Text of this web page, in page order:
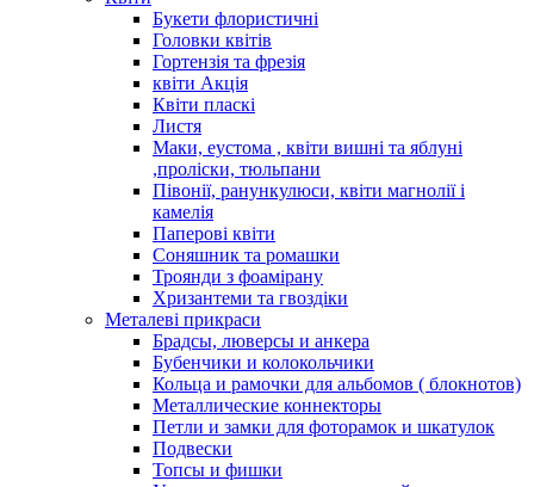
Букети флористичні
Головки квітів
Гортензія та фрезія
квіти Акція
Квіти пласкі
Листя
Маки, еустома , квіти вишні та яблуні
,проліски, тюльпани
Півонії, ранункулюси, квіти магнолії і
камелія
Паперові квіти
Соняшник та ромашки
Троянди з фоамірану
Хризантеми та гвоздіки
Металеві прикраси
Брадсы, люверсы и анкера
Бубенчики и колокольчики
Кольца и рамочки для альбомов ( блокнотов)
Металлические коннекторы
Петли и замки для фоторамок и шкатулок
Подвески
Топсы и фишки